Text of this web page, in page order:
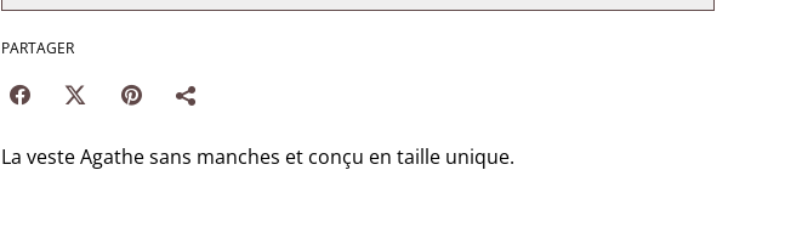
PARTAGER
La veste Agathe sans manches et conçu en taille unique.